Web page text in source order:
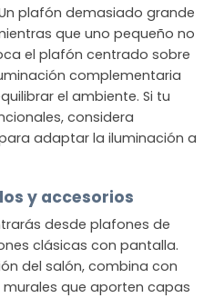
plafón demasiado grande
que uno pequeño no
el plafón centrado sobre
complementaria
el ambiente. Si tu
considera
adaptar la iluminación a
y accesorios
desde plafones de
clásicas con pantalla.
del salón, combina con
que aporten capas